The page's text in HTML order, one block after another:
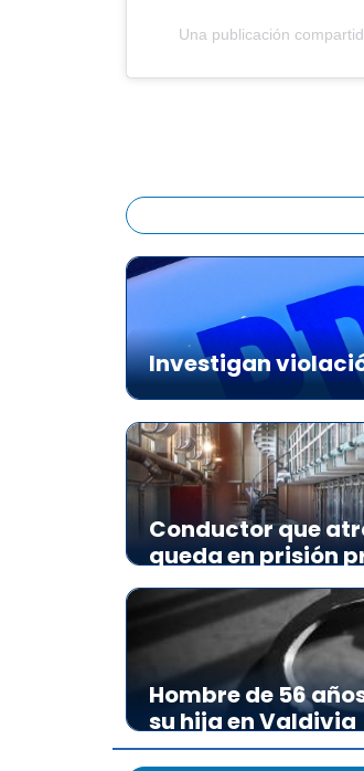
Una publicación
Investigan
Conductor que
queda en prisión
Hombre de 56
su hija en Valdivia